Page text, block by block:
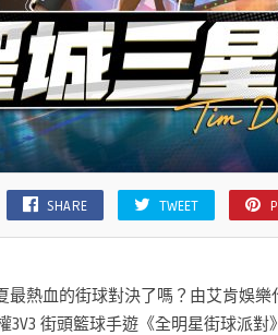
大
開
夏
季
派
對！〉
SHARE TWEET
最熱血的街球對決了嗎？由艾肯娛樂
3V3 街頭籃球手遊《全明星街球派對